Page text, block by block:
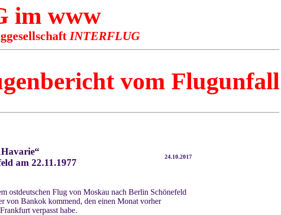
im www
INTERFLUG
vom Flugunfall
am 22.11.1977
24.10.2017
ostdeutschen Flug von Moskau nach Berlin Schönefeld
von Bankok kommend, den einen Monat vorher
verpasst habe.